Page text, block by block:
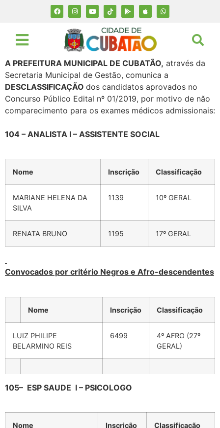
A PREFEITURA MUNICIPAL DE CUBATÃO, através da
Secretaria Municipal de Gestão, comunica a
DESCLASSIFICAÇÃO dos candidatos aprovados no
Concurso Público Edital nº 01/2019, por motivo de não
comparecimento para os exames médicos admissionais:
104 – ANALISTA I – ASSISTENTE SOCIAL
Nome Inscrição Classificação
MARIANE HELENA DA
SILVA
1139 10º GERAL
RENATA BRUNO 1195 17º GERAL
Convocados por critério Negros e Afro-descendentes
Nome Inscrição Classificação
LUIZ PHILIPE
BELARMINO REIS
6499
4º AFRO (27º
GERAL)
105– ESP SAUDE I – PSICOLOGO
Nome Inscrição Classificação